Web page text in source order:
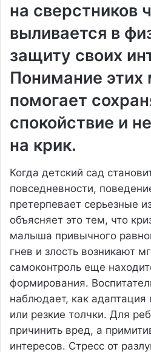
на сверстников
выливается в
защиту своих
Понимание этих
помогает
спокойствие и
на крик.
Когда детский сад
повседневности,
претерпевает серьезные
объясняет это тем, что
малыша привычного
гнев и злость возникают
самоконтроль еще
формирования.
наблюдает, как адаптация
или резкие толчки. Для
причинить вред, а
интересов. Стресс от